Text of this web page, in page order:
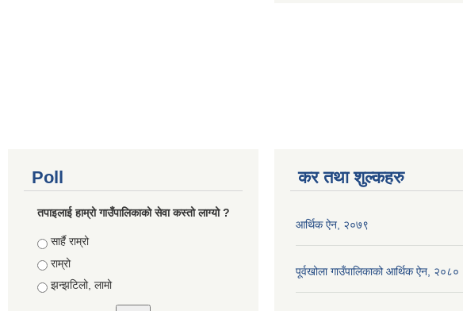
Poll
तपाइलाई हाम्रो गाउँपालिकाको सेवा कस्तो लाग्यो ?
Choices
सार्है राम्रो
राम्रो
झन्झटिलो, लामो
कर तथा शुल्कहरु
आर्थिक ऐन, २०७९
पूर्वखोला गाउँपालिकाको आर्थिक ऐन, २०८०